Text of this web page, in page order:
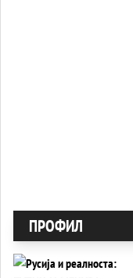
ПРОФИЛ